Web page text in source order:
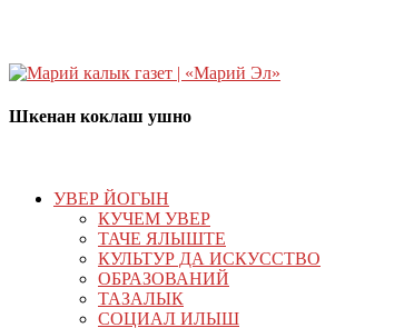
Шкенан коклаш ушно
УВЕР ЙОГЫН
КУЧЕМ УВЕР
ТАЧЕ ЯЛЫШТЕ
КУЛЬТУР ДА ИСКУССТВО
ОБРАЗОВАНИЙ
ТАЗАЛЫК
СОЦИАЛ ИЛЫШ